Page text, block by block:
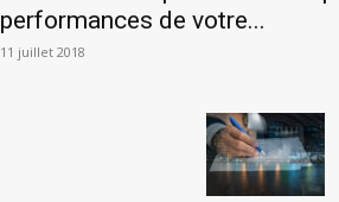
performances de votre...
11 juillet 2018